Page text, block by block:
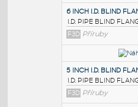
8 INCH I.D.
I.D. PIPE
F3D Příruby